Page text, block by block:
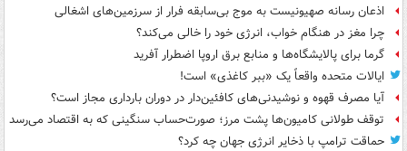
اذعان رسانه صهیونیست به موج بی‌سابقه فرار از سرزمین‌های اشغالی
چرا مغز در هنگام خواب، انرژی خود را خالی می‌کند؟
گرما برای پالایشگاه‌ها و منابع برق اروپا اضطرار آفرید
ایالات متحده واقعاً یک «ببر کاغذی» است!
آیا مصرف قهوه و نوشیدنی‌های کافئین‌دار در دوران بارداری مجاز است؟
توقف طولانی کامیون‌ها پشت مرز؛ صورت‌حساب سنگینی که به اقتصاد می‌رسد
حماقت ترامپ با ذخایر انرژی جهان چه کرد؟